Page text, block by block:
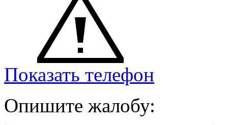
Показать телефон
Опишите жалобу: